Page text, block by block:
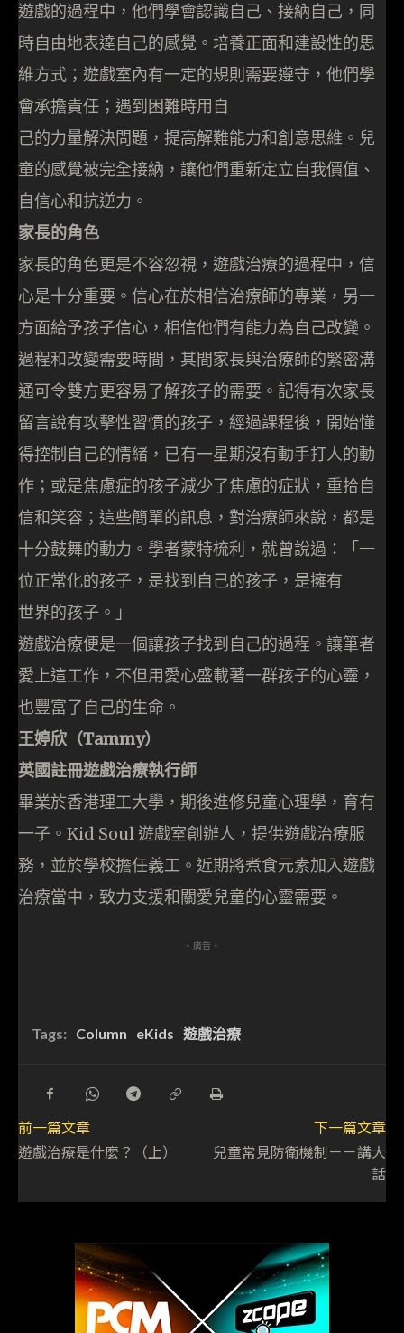
遊戲的過程中，他們學會認識自己、接納自己，同
時自由地表達自己的感覺。培養正面和建設性的思
維方式；遊戲室內有一定的規則需要遵守，他們學
會承擔責任；遇到困難時用自
己的力量解決問題，提高解難能力和創意思維。兒
童的感覺被完全接納，讓他們重新定立自我價值、
自信心和抗逆力。
家長的角色
家長的角色更是不容忽視，遊戲治療的過程中，信
心是十分重要。信心在於相信治療師的專業，另一
方面給予孩子信心，相信他們有能力為自己改變。
過程和改變需要時間，其間家長與治療師的緊密溝
通可令雙方更容易了解孩子的需要。記得有次家長
留言說有攻擊性習慣的孩子，經過課程後，開始懂
得控制自己的情緒，已有一星期沒有動手打人的動
作；或是焦慮症的孩子減少了焦慮的症狀，重拾自
信和笑容；這些簡單的訊息，對治療師來說，都是
十分鼓舞的動力。學者蒙特梳利，就曾說過：「一
位正常化的孩子，是找到自己的孩子，是擁有
世界的孩子。」
遊戲治療便是一個讓孩子找到自己的過程。讓筆者
愛上這工作，不但用愛心盛載著一群孩子的心靈，
也豐富了自己的生命。
王婷欣（Tammy）
英國註冊遊戲治療執行師
畢業於香港理工大學，期後進修兒童心理學，育有
一子。Kid Soul 遊戲室創辦人，提供遊戲治療服
務，並於學校擔任義工。近期將煮食元素加入遊戲
治療當中，致力支援和關愛兒童的心靈需要。
- 廣告 -
Tags: Column eKids 遊戲治療
前一篇文章
遊戲治療是什麼？（上）
下一篇文章
兒童常見防衛機制－－講大
話